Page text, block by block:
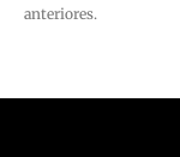
anteriores.